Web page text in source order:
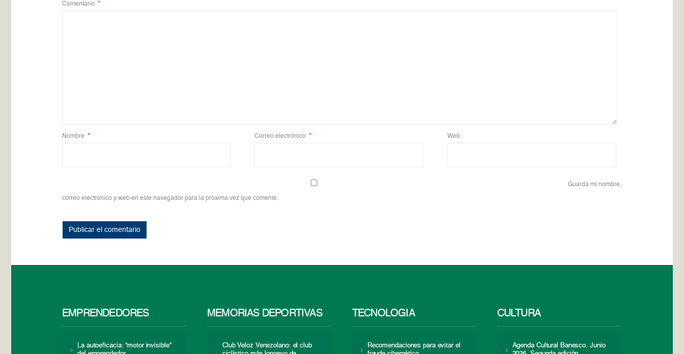
Comentario *
Nombre * Correo electrónico * Web
Guarda mi nombre,
correo electrónico y web en este navegador para la próxima vez que comente.
EMPRENDEDORES
La autoeficacia: “motor invisible”
MEMORIAS DEPORTIVAS
Club Veloz Venezolano: el club
TECNOLOGÍA
Recomendaciones para evitar el
CULTURA
Agenda Cultural Banesco. Junio